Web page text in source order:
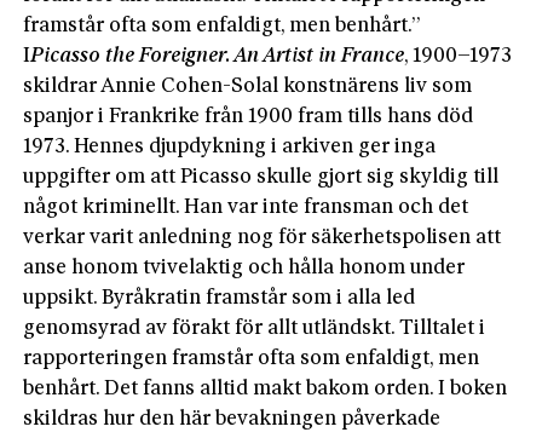
framstår ofta som enfaldigt, men benhårt.”
IPicasso the Foreigner. An Artist in France, 1900–1973
skildrar Annie Cohen-Solal konstnärens liv som
spanjor i Frankrike från 1900 fram tills hans död
1973. Hennes djupdykning i arkiven ger inga
uppgifter om att Picasso skulle gjort sig skyldig till
något kriminellt. Han var inte fransman och det
verkar varit anledning nog för säkerhetspolisen att
anse honom tvivelaktig och hålla honom under
uppsikt. Byråkratin framstår som i alla led
genomsyrad av förakt för allt utländskt. Tilltalet i
rapporteringen framstår ofta som enfaldigt, men
benhårt. Det fanns alltid makt bakom orden. I boken
skildras hur den här bevakningen påverkade